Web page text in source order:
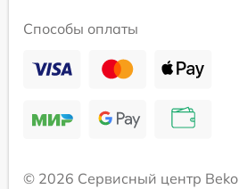
Способы оплаты
© 2026 Сервисный центр Beko